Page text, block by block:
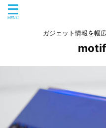
ガジェット情報を幅